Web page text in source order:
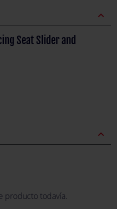
expand_less
Seat Slider and
expand_less
producto todavía.